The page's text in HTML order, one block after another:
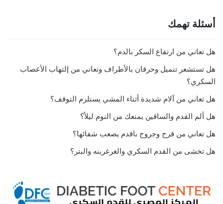
أسئلة تهمك
هل تعاني من ارتفاع السكر بالدم؟
هل تستشعر تنميل وحرقان بالأطراف وتعاني من إلتهاب الأعصاب
السكري؟
هل تعاني من آلام شديدة أثناء المشي يستلزم التوقف؟
هل ألم القدم والساقين يمنعك من النوم ليلاً؟
هل تعاني من قرح وجروح باقدم يصعب شفائها؟
هل تخشى من القدم السكري والغرغرينه والبتر؟